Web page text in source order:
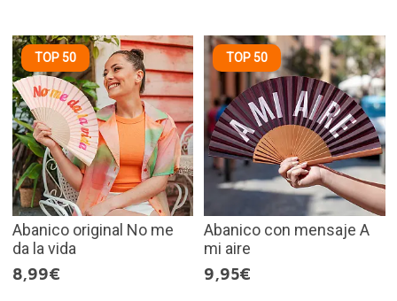
TOP 50
Abanico original No me
da la vida
8,99€
TOP 50
Abanico con mensaje A
mi aire
9,95€